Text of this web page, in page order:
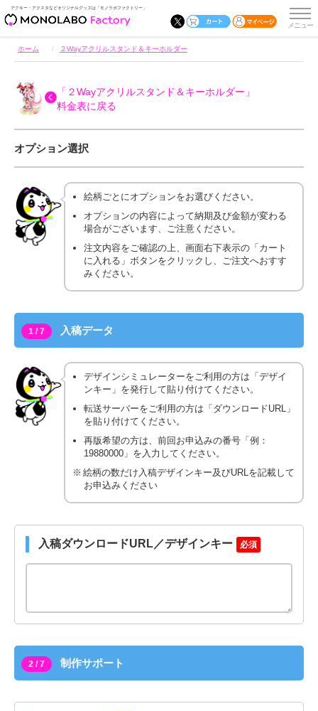
アクキー・アクスタなどオリジナルグッズは「モノラボファクトリー」
ホーム ２Wayアクリルスタンド＆キーホルダー
「２Wayアクリルスタンド＆キーホルダー」
料金表に戻る
オプション選択
絵柄ごとにオプションをお選びください。
オプションの内容によって納期及び金額が変わる
場合がございます、ご注意ください。
注文内容をご確認の上、画面右下表示の「カート
に入れる」ボタンをクリックし、ご注文へおすす
みください。
1 / 7 入稿データ
デザインシミュレーターをご利用の方は「デザイ
ンキー」を発行して貼り付けてください。
転送サーバーをご利用の方は「ダウンロードURL」
を貼り付けてください。
再版希望の方は、前回お申込みの番号「例：
19880000」を入力してください。
絵柄の数だけ入稿デザインキー及びURLを記載して
お申込みください
入稿ダウンロードURL／デザインキー 必須
2 / 7 制作サポート